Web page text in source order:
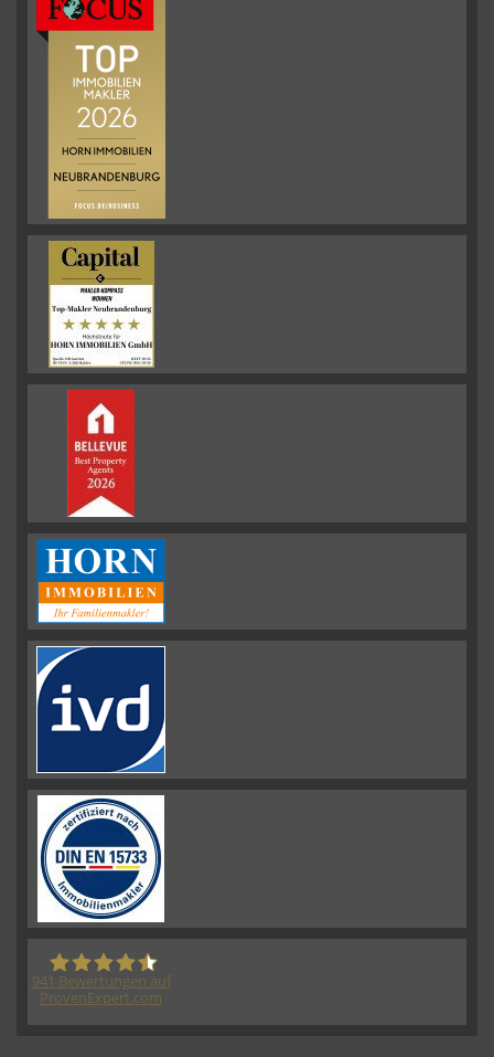
HORN IMMOBILIEN GmbH
941 Bewertungen auf
ProvenExpert.com